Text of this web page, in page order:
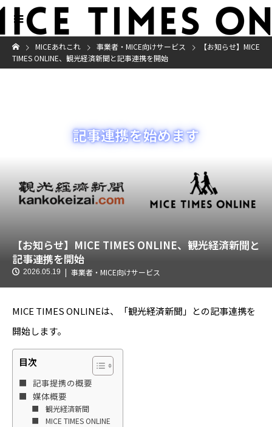
MICEあれこれ 事業者・MICE向けサービス
【お知らせ】MICE
TIMES ONLINE、観光経済新聞と記事連携を開始
【お知らせ】MICE TIMES ONLINE、観光経済新聞と
記事連携を開始
2026.05.19 事業者・MICE向けサービス
MICE TIMES ONLINEは、「観光経済新聞」との記事連携を
開始します。
目次
記事提携の概要
媒体概要
観光経済新聞
MICE TIMES ONLINE